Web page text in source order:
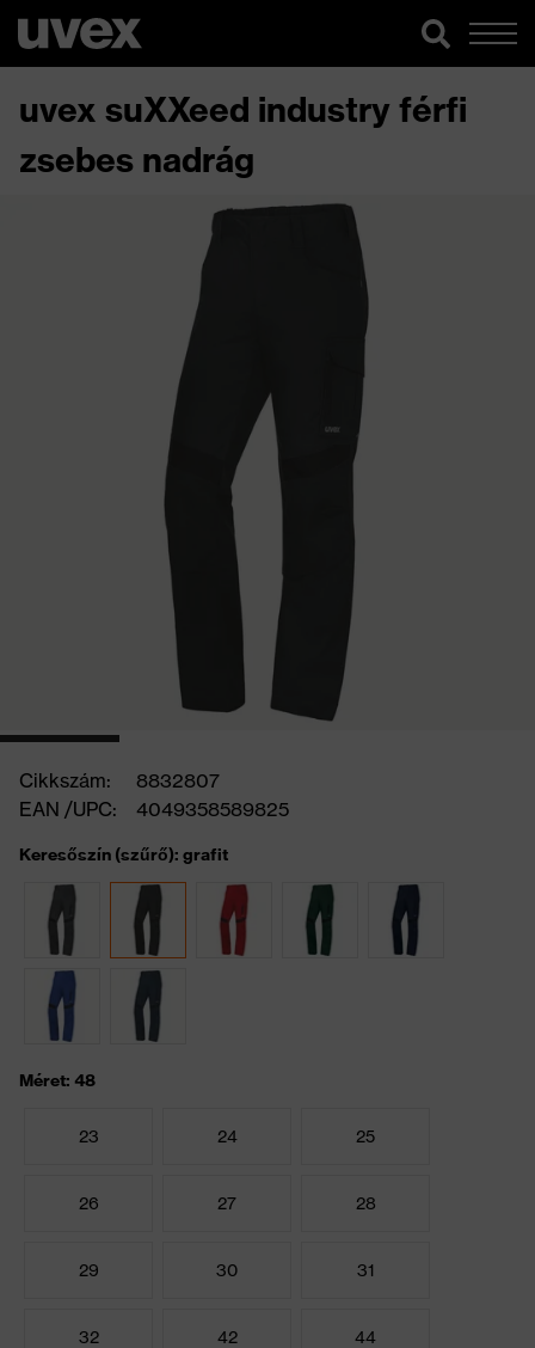
uvex suXXeed industry férfi
zsebes nadrág
Cikkszám:
8832807
EAN /UPC:
4049358589825
Keresőszín (szűrő): grafit
Méret: 48
23 24 25
26 27 28
29 30 31
32 42 44